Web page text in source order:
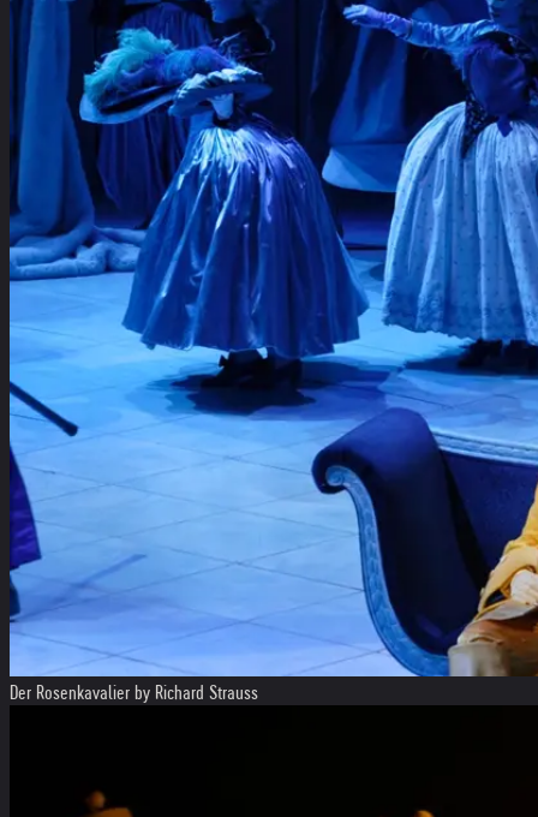
Der Rosenkavalier by Richard Strauss